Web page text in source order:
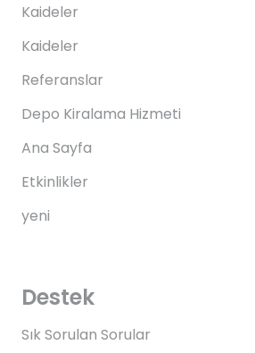
Kaideler
Kaideler
Referanslar
Depo Kiralama Hizmeti
Ana Sayfa
Etkinlikler
yeni
Destek
Sık Sorulan Sorular